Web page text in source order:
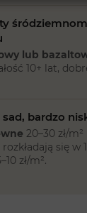
lub
10+ lat,
sad, bardzo
20–30 zł/
rozkładają się w
zł/m².